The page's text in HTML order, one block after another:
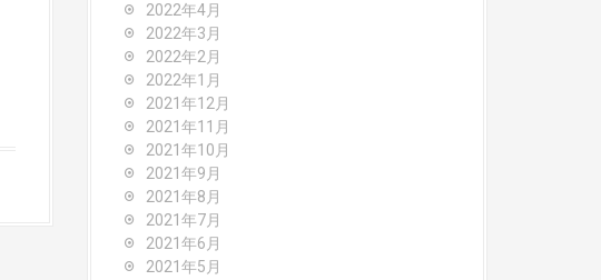
2022年4月
2022年3月
2022年2月
2022年1月
2021年12月
2021年11月
2021年10月
2021年9月
2021年8月
2021年7月
2021年6月
2021年5月